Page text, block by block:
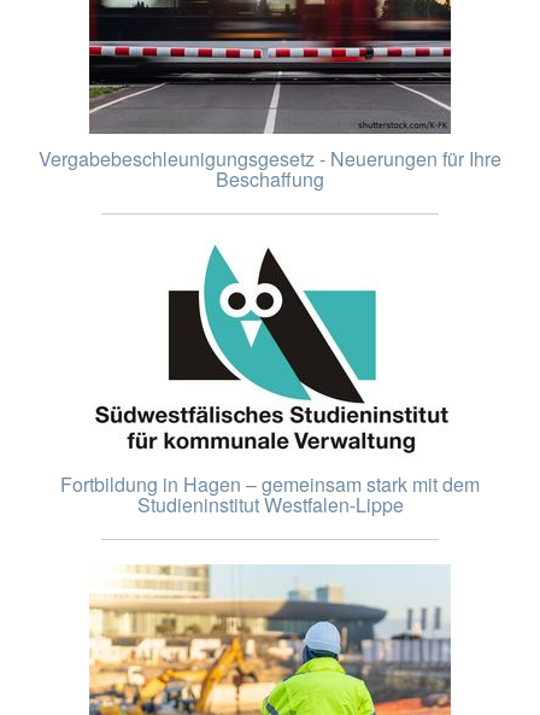
Vergabebeschleunigungsgesetz - Neuerungen für Ihre
Beschaffung
Fortbildung in Hagen – gemeinsam stark mit dem
Studieninstitut Westfalen-Lippe